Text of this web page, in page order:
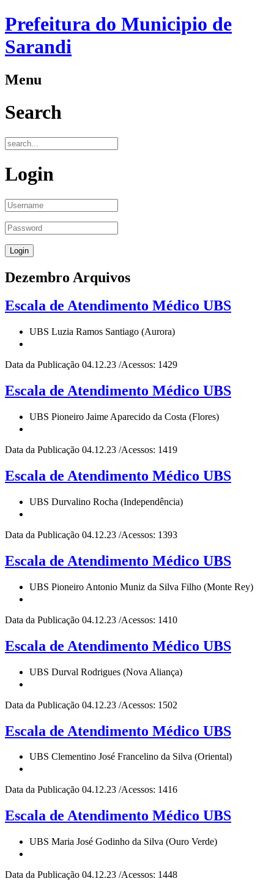
Prefeitura do Municipio de
Sarandi
Menu
Search
Login
Dezembro Arquivos
Escala de Atendimento Médico UBS
UBS Luzia Ramos Santiago (Aurora)
Data da Publicação 04.12.23 /Acessos: 1429
Escala de Atendimento Médico UBS
UBS Pioneiro Jaime Aparecido da Costa (Flores)
Data da Publicação 04.12.23 /Acessos: 1419
Escala de Atendimento Médico UBS
UBS Durvalino Rocha (Independência)
Data da Publicação 04.12.23 /Acessos: 1393
Escala de Atendimento Médico UBS
UBS Pioneiro Antonio Muniz da Silva Filho (Monte Rey)
Data da Publicação 04.12.23 /Acessos: 1410
Escala de Atendimento Médico UBS
UBS Durval Rodrigues (Nova Aliança)
Data da Publicação 04.12.23 /Acessos: 1502
Escala de Atendimento Médico UBS
UBS Clementino José Francelino da Silva (Oriental)
Data da Publicação 04.12.23 /Acessos: 1416
Escala de Atendimento Médico UBS
UBS Maria José Godinho da Silva (Ouro Verde)
Data da Publicação 04.12.23 /Acessos: 1448